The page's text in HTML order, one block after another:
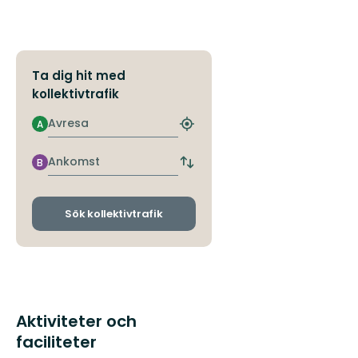
Ta dig hit med
kollektivtrafik
Avresa
A
Hitta
hållplats
Ankomst
B
Byt
och
Sök kollektivtrafik
Aktiviteter och
faciliteter